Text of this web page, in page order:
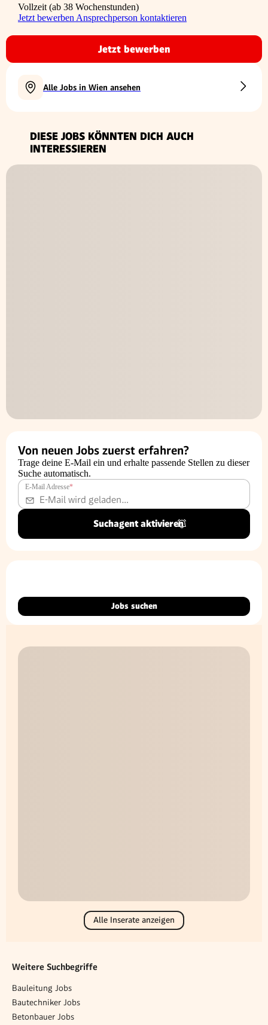
Vollzeit (ab 38 Wochenstunden)
Jetzt bewerben Ansprechperson kontaktieren
Jetzt bewerben
Alle Jobs in Wien ansehen
DIESE JOBS KÖNNTEN DICH AUCH
INTERESSIEREN
Von neuen Jobs zuerst erfahren?
Trage deine E-Mail ein und erhalte passende Stellen zu dieser
Suche automatisch.
E-Mail Adresse*
Suchagent aktivieren
Jobs suchen
Alle Inserate anzeigen
Weitere Suchbegriffe
Bauleitung Jobs
Bautechniker Jobs
Betonbauer Jobs